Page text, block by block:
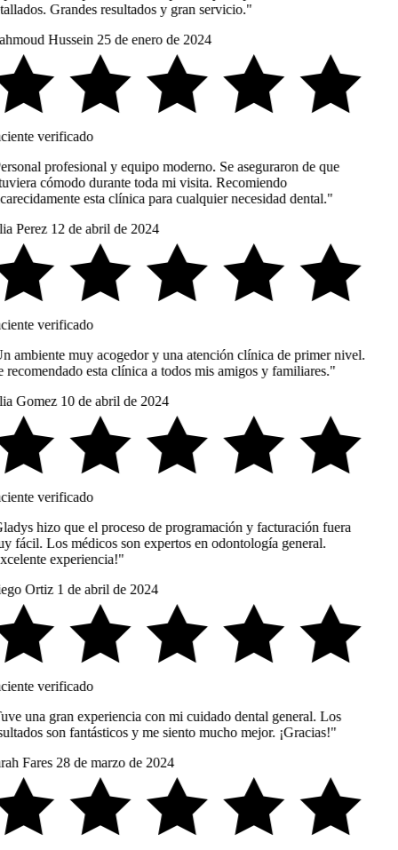
Grandes resultados y gran servicio."
Hussein 25 de enero de 2024
verificado
profesional y equipo moderno. Se aseguraron de que
cómodo durante toda mi visita. Recomiendo
esta clínica para cualquier necesidad dental."
Perez 12 de abril de 2024
verificado
ambiente muy acogedor y una atención clínica de primer nivel.
recomendado esta clínica a todos mis amigos y familiares."
Gomez 10 de abril de 2024
verificado
hizo que el proceso de programación y facturación fuera
fácil. Los médicos son expertos en odontología general.
experiencia!"
Ortiz 1 de abril de 2024
verificado
una gran experiencia con mi cuidado dental general. Los
son fantásticos y me siento mucho mejor. ¡Gracias!"
Fares 28 de marzo de 2024